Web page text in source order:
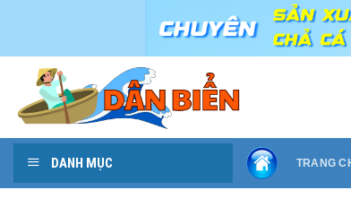
DANH MỤC TRANG